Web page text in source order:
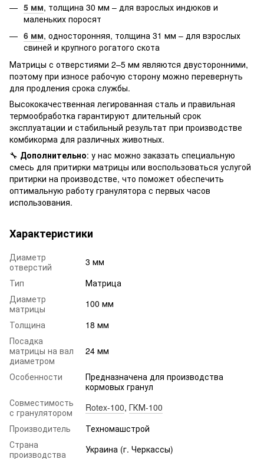
5 мм, толщина 30 мм – для взрослых индюков и
маленьких поросят
6 мм, односторонняя, толщина 31 мм – для взрослых
свиней и крупного рогатого скота
Матрицы с отверстиями 2–5 мм являются двусторонними,
поэтому при износе рабочую сторону можно перевернуть
для продления срока службы.
Высококачественная легированная сталь и правильная
термообработка гарантируют длительный срок
эксплуатации и стабильный результат при производстве
комбикорма для различных животных.
🔧 Дополнительно: у нас можно заказать специальную
смесь для притирки матрицы или воспользоваться услугой
притирки на производстве, что поможет обеспечить
оптимальную работу гранулятора с первых часов
использования.
Характеристики
Диаметр
отверстий
3 мм
Тип
Матрица
Диаметр
матрицы
100 мм
Толщина
18 мм
Посадка
матрицы на вал
диаметром
24 мм
Особенности
Предназначена для производства
кормовых гранул
Совместимость
с гранулятором
Rotex-100, ГКМ-100
Производитель
Техномашстрой
Страна
производства
Украина (г. Черкассы)